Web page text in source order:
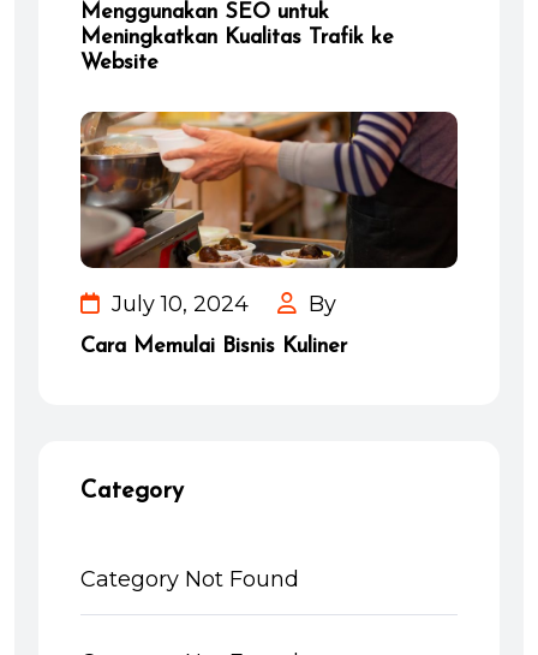
Menggunakan SEO untuk
Meningkatkan Kualitas Trafik ke
Website
July 10, 2024 By
Cara Memulai Bisnis Kuliner
Category
Category Not Found